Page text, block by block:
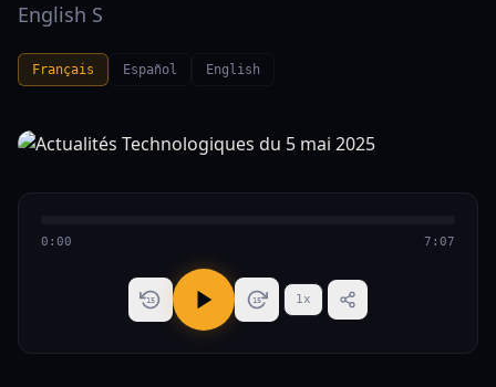
English S
Français Español English
0:00 7:07
15 15 1x